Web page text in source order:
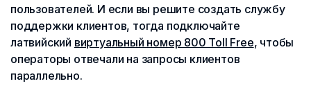
пользователей. И если вы решите создать службу
поддержки клиентов, тогда подключайте
латвийский виртуальный номер 800 Toll Free, чтобы
операторы отвечали на запросы клиентов
параллельно.